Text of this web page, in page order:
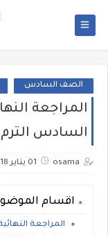
الصف السادس
المراجعة
السادس
osama 01 يناير 2018
اقسام
المراجعة